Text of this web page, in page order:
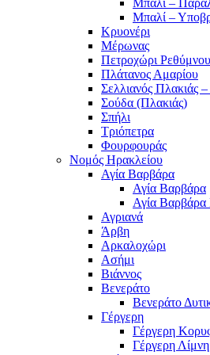
Μπαλί –
Μπαλί –
Κρυονέρι
Μέρωνας
Πετροχώρι Ρεθύμνου
Πλάτανος Αμαρίου
Σελλιανός Πλακιάς
Σούδα (Πλακιάς)
Σπήλι
Τριόπετρα
Φουρφουράς
Νομός Ηρακλείου
Αγία Βαρβάρα
Αγία Βαρβάρα
Αγία
Αγριανά
Άρβη
Αρκαλοχώρι
Ασήμι
Βιάννος
Βενεράτο
Βενεράτο
Γέργερη
Γέργερη
Γέργερη Λίμνη